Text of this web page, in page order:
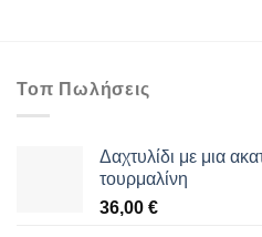
Τοπ Πωλήσεις
Δαχτυλίδι με μια
τουρμαλίνη
36,00 €